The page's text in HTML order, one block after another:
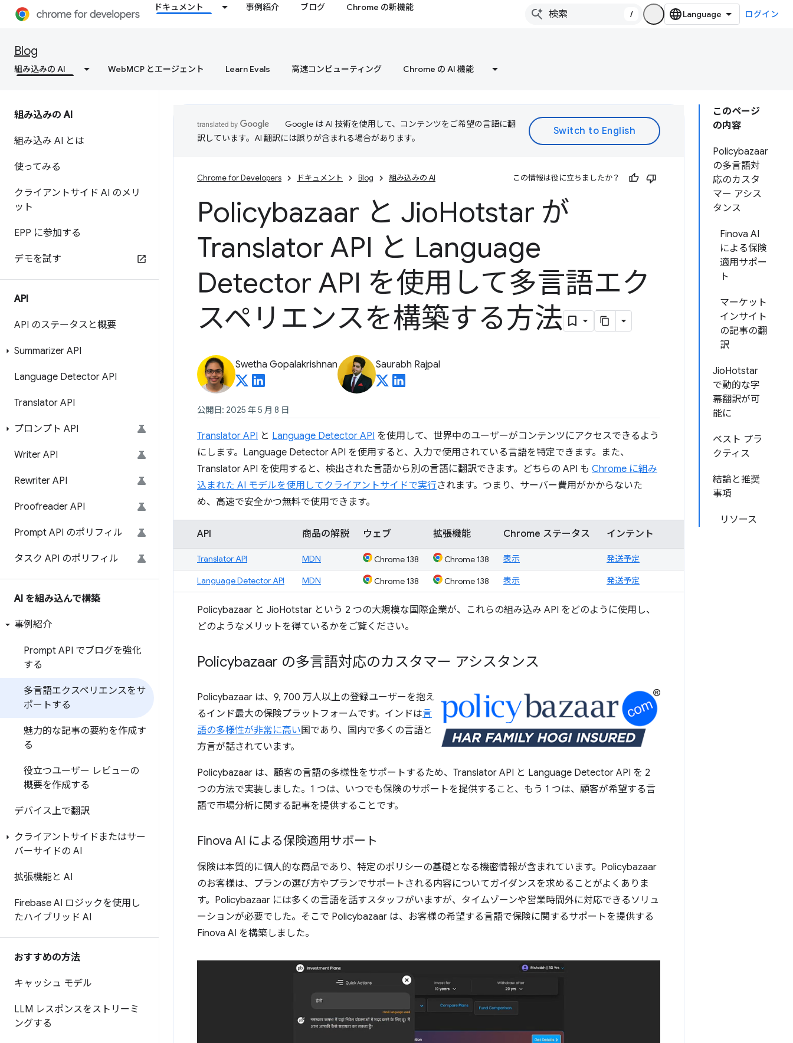
ドキュメント 事例紹介 ブログ Chrome の新機能
/ ログイン
Blog
組み込みの AI WebMCP とエージェント Learn Evals 高速コンピューティング Chrome の AI 機能
組み込みの AI
組み込み AI とは
使ってみる
クライアントサイド AI のメリ
ット
EPP に参加する
デモを試す
API
API のステータスと概要
Summarizer API
Language Detector API
Translator API
プロンプト API
Writer API
Rewriter API
Proofreader API
Prompt API のポリフィル
タスク API のポリフィル
AI を組み込んで構築
事例紹介
Prompt API でブログを強化
する
多言語エクスペリエンスをサ
ポートする
魅力的な記事の要約を作成す
る
役立つユーザー レビューの
概要を作成する
デバイス上で翻訳
クライアントサイドまたはサー
バーサイドの AI
拡張機能と AI
Firebase AI ロジックを使用し
たハイブリッド AI
おすすめの方法
キャッシュ モデル
LLM レスポンスをストリーミ
ングする
このページ
の内容
Policybazaar
の多言語対
応のカスタ
マー アシス
タンス
Finova AI
による保険
適用サポー
ト
マーケット
インサイト
の記事の翻
訳
JioHotstar
で動的な字
幕翻訳が可
能に
ベスト プラ
クティス
結論と推奨
事項
リソース
Google は AI 技術を使用して、コンテンツをご希望の言語に翻
訳しています。AI 翻訳には誤りが含まれる場合があります。
Chrome for Developers ドキュメント Blog 組み込みの AI この情報は役に立ちましたか？
Policybazaar と JioHotstar が
Translator API と Language
Detector API を使用して多言語エク
スペリエンスを構築する方法
Swetha Gopalakrishnan Saurabh Rajpal
公開日: 2025 年 5 月 8 日
Translator API と Language Detector API を使用して、世界中のユーザーがコンテンツにアクセスできるよう
にします。Language Detector API を使用すると、入力で使用されている言語を特定できます。また、
Translator API を使用すると、検出された言語から別の言語に翻訳できます。どちらの API も Chrome に組み
込まれた AI モデルを使用してクライアントサイドで実行されます。つまり、サーバー費用がかからないた
め、高速で安全かつ無料で使用できます。
API 商品の解説 ウェブ 拡張機能 Chrome ステータス インテント
Translator API MDN Chrome 138 Chrome 138 表示 発送予定
Language Detector API MDN Chrome 138 Chrome 138 表示 発送予定
Policybazaar と JioHotstar という 2 つの大規模な国際企業が、これらの組み込み API をどのように使用し、
どのようなメリットを得ているかをご覧ください。
Policybazaar の多言語対応のカスタマー アシスタンス
Policybazaar は、9, 700 万人以上の登録ユーザーを抱え
るインド最大の保険プラットフォームです。インドは言
語の多様性が非常に高い国であり、国内で多くの言語と
方言が話されています。
Policybazaar は、顧客の言語の多様性をサポートするため、Translator API と Language Detector API を 2
つの方法で実装しました。1 つは、いつでも保険のサポートを提供すること、もう 1 つは、顧客が希望する言
語で市場分析に関する記事を提供することです。
Finova AI による保険適用サポート
保険は本質的に個人的な商品であり、特定のポリシーの基礎となる機密情報が含まれています。Policybazaar
のお客様は、プランの選び方やプランでサポートされる内容についてガイダンスを求めることがよくありま
す。Policybazaar には多くの言語を話すスタッフがいますが、タイムゾーンや営業時間外に対応できるソリュ
ーションが必要でした。そこで Policybazaar は、お客様の希望する言語で保険に関するサポートを提供する
Finova AI を構築しました。